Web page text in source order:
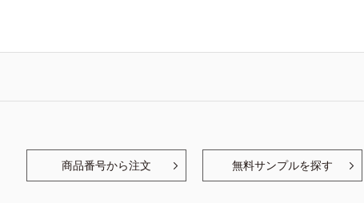
商品番号から注文 無料サンプルを探す